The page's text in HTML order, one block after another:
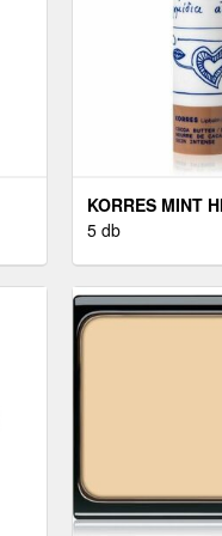
KORRES MINT
AJAKBALZSAM
5 db